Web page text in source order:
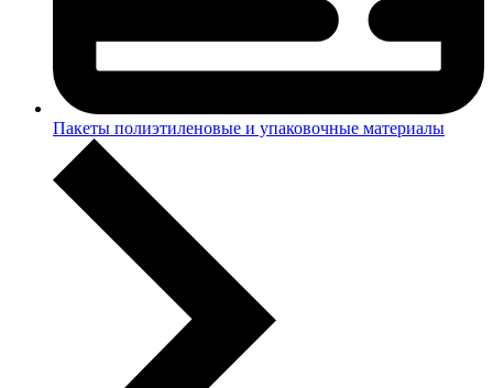
Пакеты полиэтиленовые и упаковочные материалы